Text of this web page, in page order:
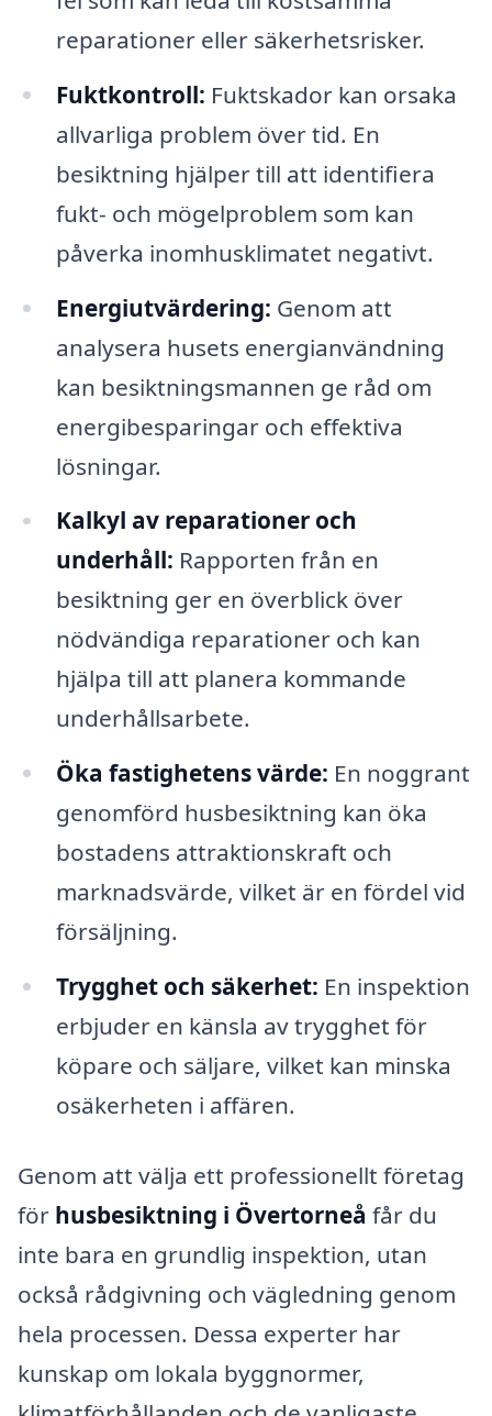
reparationer eller säkerhetsrisker.
Fuktkontroll: Fuktskador kan orsaka
allvarliga problem över tid. En
besiktning hjälper till att identifiera
fukt- och mögelproblem som kan
påverka inomhusklimatet negativt.
Energiutvärdering: Genom att
analysera husets energianvändning
kan besiktningsmannen ge råd om
energibesparingar och effektiva
lösningar.
Kalkyl av reparationer och
underhåll: Rapporten från en
besiktning ger en överblick över
nödvändiga reparationer och kan
hjälpa till att planera kommande
underhållsarbete.
Öka fastighetens värde: En noggrant
genomförd husbesiktning kan öka
bostadens attraktionskraft och
marknadsvärde, vilket är en fördel vid
försäljning.
Trygghet och säkerhet: En inspektion
erbjuder en känsla av trygghet för
köpare och säljare, vilket kan minska
osäkerheten i affären.
Genom att välja ett professionellt företag
för husbesiktning i Övertorneå får du
inte bara en grundlig inspektion, utan
också rådgivning och vägledning genom
hela processen. Dessa experter har
kunskap om lokala byggnormer,